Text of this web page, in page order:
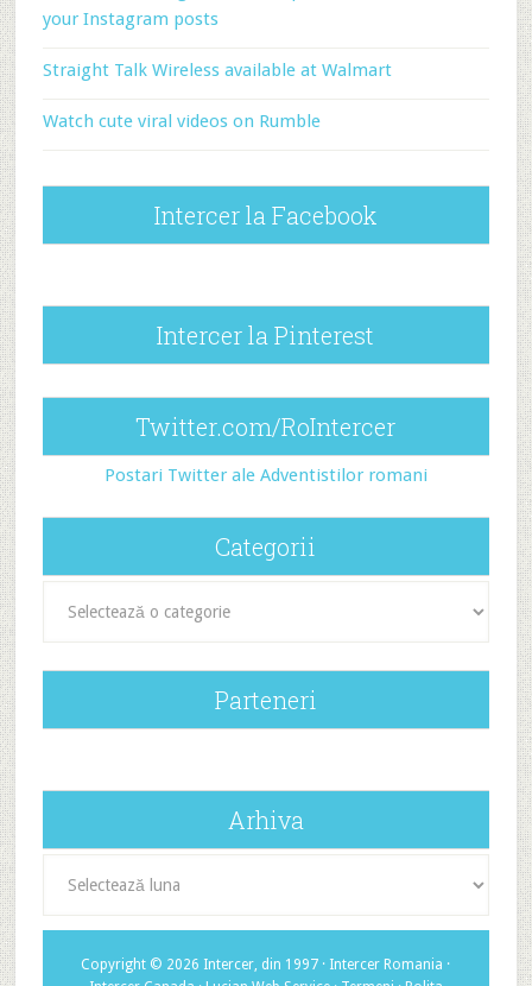
your Instagram posts
Straight Talk Wireless available at Walmart
Watch cute viral videos on Rumble
Intercer la Facebook
Intercer la Pinterest
Twitter.com/RoIntercer
Postari Twitter ale Adventistilor romani
Categorii
Parteneri
Arhiva
Copyright © 2026 Intercer, din 1997 · Intercer Romania ·